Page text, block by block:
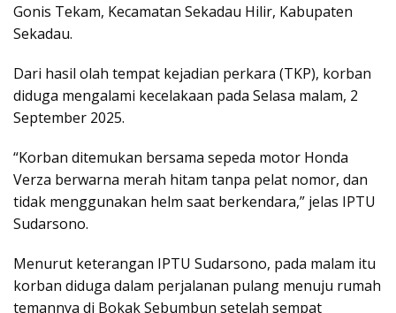
Gonis Tekam, Kecamatan Sekadau Hilir, Kabupaten
Sekadau.
Dari hasil olah tempat kejadian perkara (TKP), korban
diduga mengalami kecelakaan pada Selasa malam, 2
September 2025.
“Korban ditemukan bersama sepeda motor Honda
Verza berwarna merah hitam tanpa pelat nomor, dan
tidak menggunakan helm saat berkendara,” jelas IPTU
Sudarsono.
Menurut keterangan IPTU Sudarsono, pada malam itu
korban diduga dalam perjalanan pulang menuju rumah
temannya di Bokak Sebumbun setelah sempat